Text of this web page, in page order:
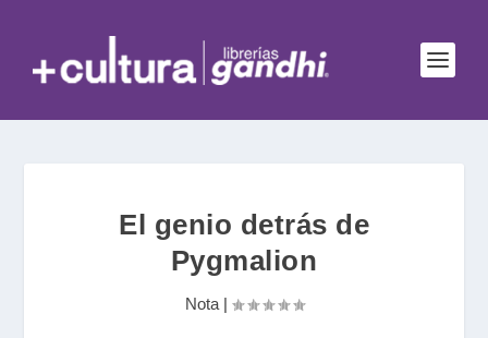
El genio detrás de
Pygmalion
Nota|